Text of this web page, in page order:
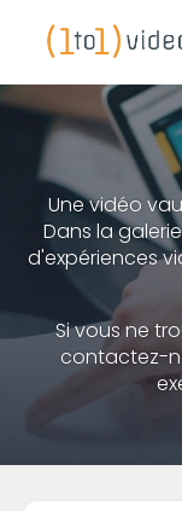
Une vidéo
Dans la
d'expériences
Si vous ne
contactez-